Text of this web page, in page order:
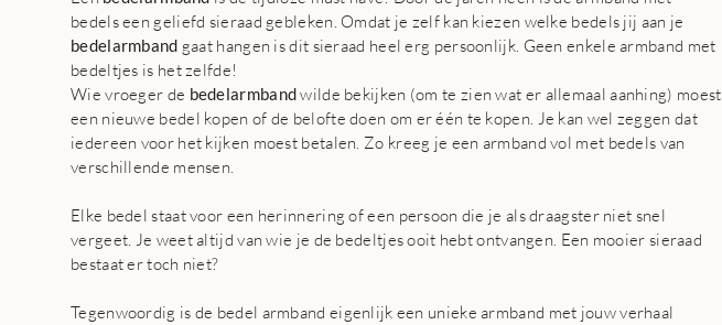
bedels een geliefd sieraad gebleken. Omdat je zelf kan kiezen welke bedels jij aan je
bedelarmband gaat hangen is dit sieraad heel erg persoonlijk. Geen enkele armband met
bedeltjes is het zelfde!
Wie vroeger de bedelarmbandwilde bekijken (om te zien wat er allemaal aanhing) moest
een nieuwe bedel kopen of de belofte doen om er één te kopen. Je kan wel zeggen dat
iedereen voor het kijken moest betalen. Zo kreeg je een armband vol met bedels van
verschillende mensen.
Elke bedel staat voor een herinnering of een persoon die je als draagster niet snel
vergeet. Je weet altijd van wie je de bedeltjes ooit hebt ontvangen. Een mooier sieraad
bestaat er toch niet?
Tegenwoordig is de bedel armband eigenlijk een unieke armband met jouw verhaal